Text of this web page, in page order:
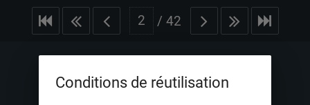
/ 42
Conditions de réutilisation